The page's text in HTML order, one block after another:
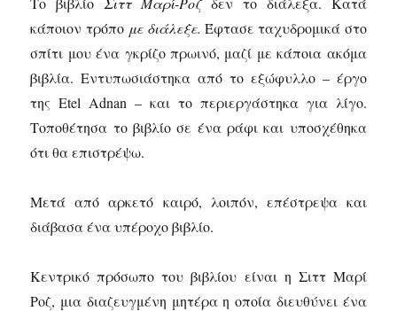
κάποιον τρόπο με διάλεξε. Έφτασε ταχυδρομικά στο
σπίτι μου ένα γκρίζο πρωινό, μαζί με κάποια ακόμα
βιβλία. Εντυπωσιάστηκα από το εξώφυλλο – έργο
της Etel Adnan – και το περιεργάστηκα για λίγο.
Τοποθέτησα το βιβλίο σε ένα ράφι και υποσχέθηκα
ότι θα επιστρέψω.
Μετά από αρκετό καιρό, λοιπόν, επέστρεψα και
διάβασα ένα υπέροχο βιβλίο.
Κεντρικό πρόσωπο του βιβλίου είναι η Σιττ Μαρί
Ροζ, μια διαζευγμένη μητέρα η οποία διευθύνει ένα